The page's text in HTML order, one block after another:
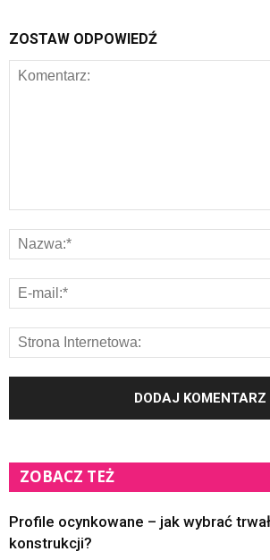
ZOSTAW ODPOWIEDŹ
ZOBACZ TEŻ
Profile ocynkowane – jak wybrać
konstrukcji?